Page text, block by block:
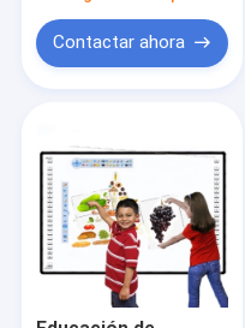
Contactar ahora